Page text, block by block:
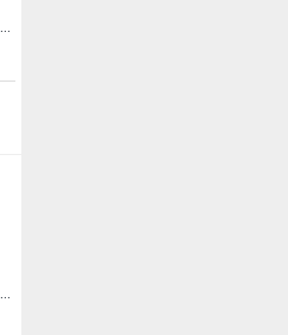
A3 (500А; ~500В/-220В) Автоматический выключатель Болгария